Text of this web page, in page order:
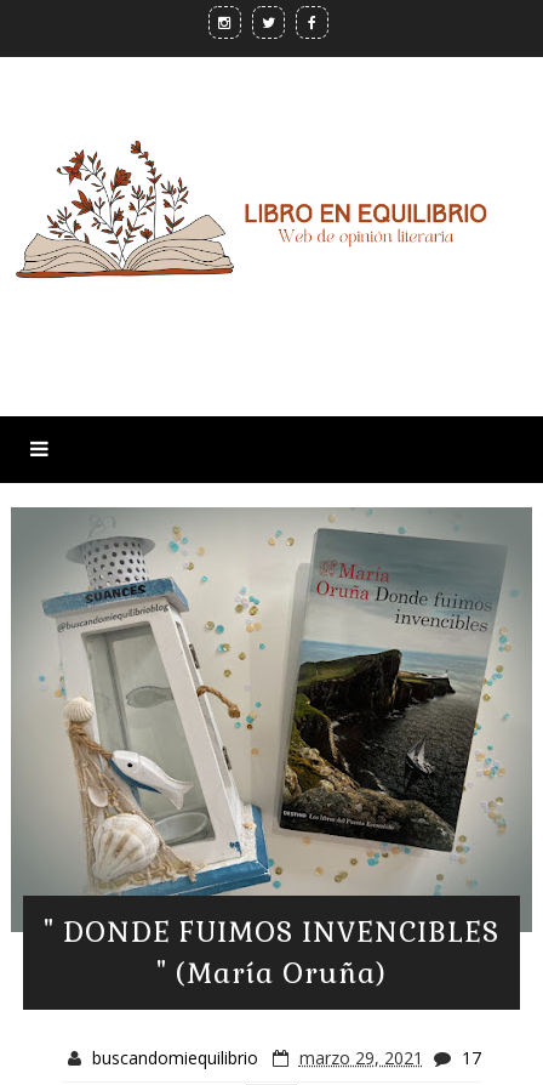
" DONDE FUIMOS INVENCIBLES
" (María Oruña)
buscandomiequilibrio marzo 29, 2021 17